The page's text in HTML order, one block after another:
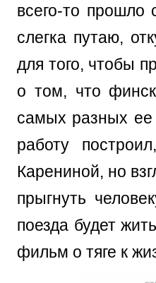
всего-то прошло
слегка путаю,
для того, чтобы
о том, что
самых разных
работу
Карениной, но
прыгнуть
поезда будет
фильм о тяге к